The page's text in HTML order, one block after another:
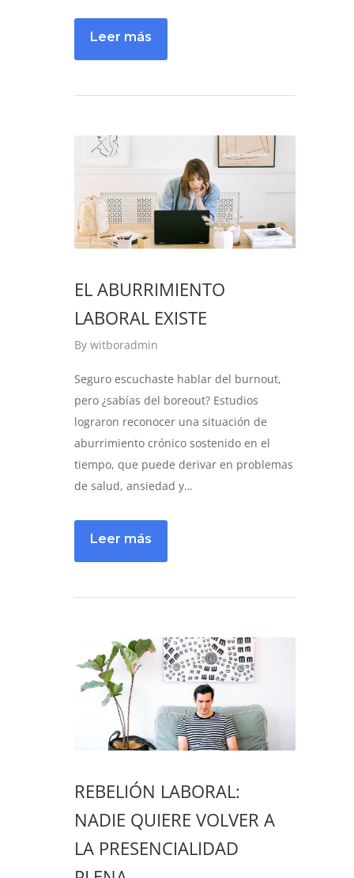
EL ABURRIMIENTO
LABORAL EXISTE
By witboradmin
Seguro escuchaste hablar del burnout,
pero ¿sabías del boreout? Estudios
lograron reconocer una situación de
aburrimiento crónico sostenido en el
tiempo, que puede derivar en problemas
de salud, ansiedad y…
REBELIÓN LABORAL:
NADIE QUIERE VOLVER A
LA PRESENCIALIDAD